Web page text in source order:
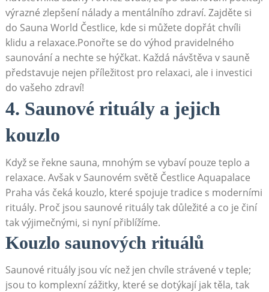
výrazné zlepšení nálady ⁣a mentálního ​zdraví. ⁢Zajděte ⁣si​
do Sauna World ​Čestlice, ​kde si ⁢můžete ‍dopřát chvíli⁤
klidu​ a ⁣relaxace.Ponořte se do výhod pravidelného⁤
saunování a nechte se⁢ hýčkat. Každá ⁤návštěva v sauně
představuje nejen příležitost pro relaxaci, ale⁤ i investici
do vašeho ​zdraví!
4. Saunové rituály a jejich
kouzlo
Když⁤ se ‍řekne sauna, mnohým se vybaví pouze⁢ teplo a
‍relaxace. Avšak v Saunovém ⁢světě ⁣Čestlice Aquapalace
⁢Praha‍ vás ⁣čeká kouzlo, které ​spojuje tradice s moderními
⁤rituály. Proč ⁢jsou saunové rituály tak⁣ důležité a ‌co je činí
tak výjimečnými, si​ nyní přiblížíme.
Kouzlo saunových rituálů
Saunové rituály ‍jsou víc než jen chvíle ⁢strávené v teple;
jsou to ‌komplexní zážitky, které se​ dotýkají‍ jak těla,⁢ tak ​